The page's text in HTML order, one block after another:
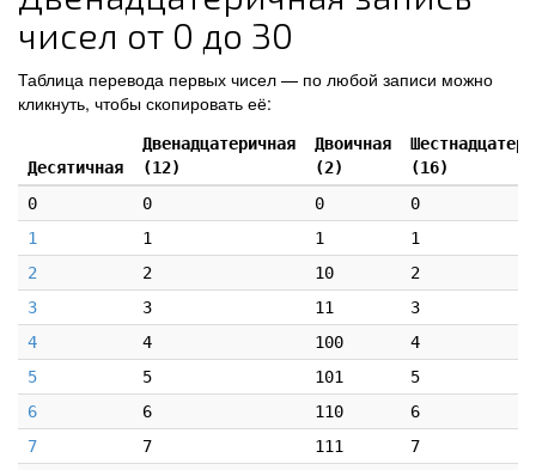
чисел от 0 до 30
Таблица перевода первых чисел — по любой записи можно
кликнуть, чтобы скопировать её:
Десятичная
Двенадцатеричная
(12)
Двоичная
(2)
(16)
0
0 0
0
1
1 1
1
2
2 10
2
3
3 11
3
4
4 100
4
5
5 101
5
6
6 110
6
7
7 111
7